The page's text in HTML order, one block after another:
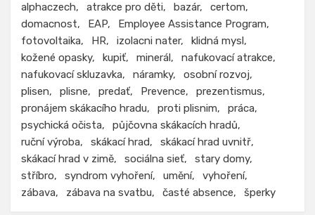
alphaczech
atrakce pro děti bazár
certom
domacnost
EAP
Employee Assistance Program
fotovoltaika
HR izolacni nater
klidná mysl
kožené opasky
kupiť minerál
nafukovací atrakce
nafukovací skluzavka
náramky
osobní rozvoj
plisen
plisne predať Prevence
prezentismus
pronájem skákacího hradu
proti plisnim
práca
psychická očista
půjčovna skákacích hradů
ruční výroba
skákací hrad
skákací hrad uvnitř
skákací hrad v zimě
sociálna sieť
stary domy
stříbro
syndrom vyhoření umění
vyhoření
zábava
zábava na svatbu časté absence šperky